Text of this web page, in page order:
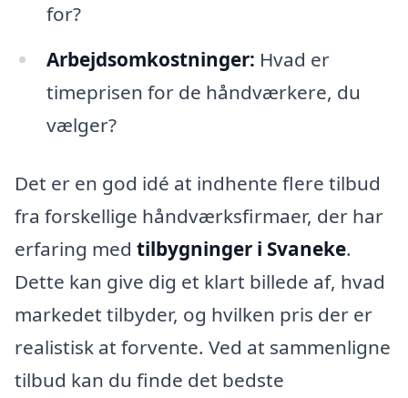
for?
Arbejdsomkostninger: Hvad er
timeprisen for de håndværkere, du
vælger?
Det er en god idé at indhente flere tilbud
fra forskellige håndværksfirmaer, der har
erfaring med tilbygninger i Svaneke.
Dette kan give dig et klart billede af, hvad
markedet tilbyder, og hvilken pris der er
realistisk at forvente. Ved at sammenligne
tilbud kan du finde det bedste